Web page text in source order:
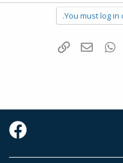
You must log in
Tumblr
WhatsAppדואר אלקטרוני